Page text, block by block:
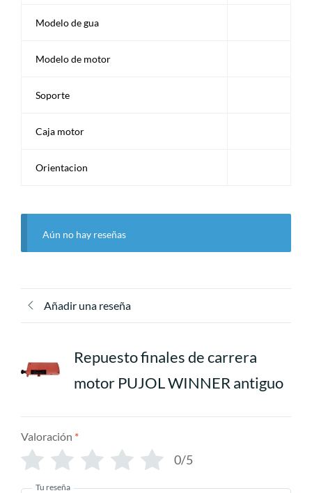
Modelo de gua
Modelo de motor
Soporte
Caja motor
Orientacion
Aún no hay reseñas
Añadir una reseña
Repuesto finales de carrera
motor PUJOL WINNER antiguo
Valoración *
0/5
Tu reseña